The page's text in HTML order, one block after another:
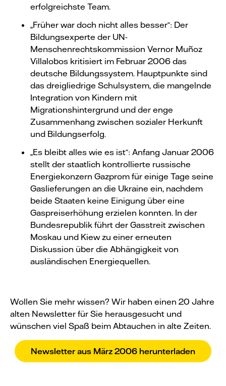
erfolgreichste Team.
„Früher war doch nicht alles besser“: Der
Bildungsexperte der UN-
Menschenrechtskommission Vernor Muñoz
Villalobos kritisiert im Februar 2006 das
deutsche Bildungssystem. Hauptpunkte sind
das dreigliedrige Schulsystem, die mangelnde
Integration von Kindern mit
Migrationshintergrund und der enge
Zusammenhang zwischen sozialer Herkunft
und Bildungserfolg.
„Es bleibt alles wie es ist“: Anfang Januar 2006
stellt der staatlich kontrollierte russische
Energiekonzern Gazprom für einige Tage seine
Gaslieferungen an die Ukraine ein, nachdem
beide Staaten keine Einigung über eine
Gaspreiserhöhung erzielen konnten. In der
Bundesrepublik führt der Gasstreit zwischen
Moskau und Kiew zu einer erneuten
Diskussion über die Abhängigkeit von
ausländischen Energiequellen.
Wollen Sie mehr wissen? Wir haben einen 20 Jahre
alten Newsletter für Sie herausgesucht und
wünschen viel Spaß beim Abtauchen in alte Zeiten.
Newsletter aus März 2006 herunterladen